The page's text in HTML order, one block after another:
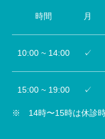
時間 月
10:00 ~ 14:00 ✓
15:00 ~ 19:00 ✓
※ 14時〜15時は休診時